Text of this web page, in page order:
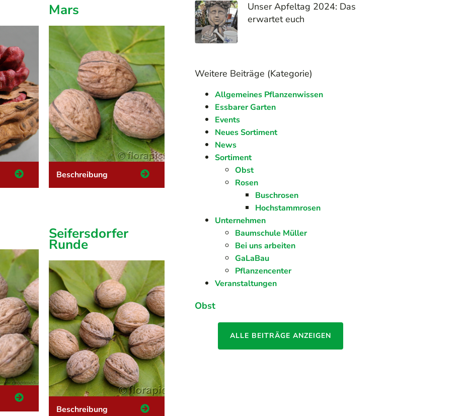
Mars
Beschreibung
Seifersdorfer
Runde
Beschreibung
Unser Apfeltag 2024: Das
erwartet euch
Weitere Beiträge (Kategorie)
Allgemeines Pflanzenwissen
Essbarer Garten
Events
Neues Sortiment
News
Sortiment
Obst
Rosen
Buschrosen
Hochstammrosen
Unternehmen
Baumschule Müller
Bei uns arbeiten
GaLaBau
Pflanzencenter
Veranstaltungen
Obst
ALLE BEITRÄGE ANZEIGEN